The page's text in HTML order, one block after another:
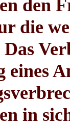
den
die
eines
in